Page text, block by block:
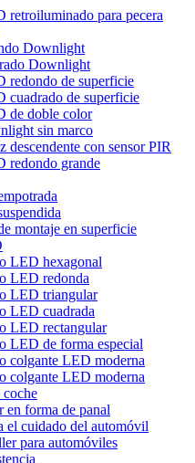
retroiluminado para pecera
Downlight
Downlight
redondo de superficie
cuadrado de superficie
de doble color
sin marco
descendente con sensor PIR
redondo grande
montaje en superficie
LED hexagonal
LED redonda
LED triangular
LED cuadrada
LED rectangular
LED de forma especial
colgante LED moderna
colgante LED moderna
en forma de panal
el cuidado del automóvil
para automóviles